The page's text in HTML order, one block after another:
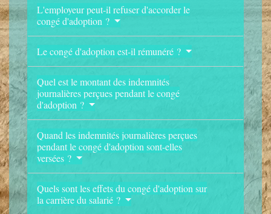
L'employeur peut-il refuser d'accorder le
congé d'adoption ?
Le congé d'adoption est-il rémunéré ?
Quel est le montant des indemnités
journalières perçues pendant le congé
d'adoption ?
Quand les indemnités journalières perçues
pendant le congé d'adoption sont-elles
versées ?
Quels sont les effets du congé d'adoption sur
la carrière du salarié ?